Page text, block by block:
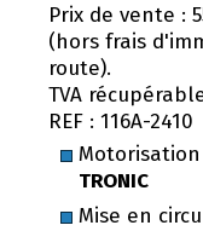
Prix de vente :
(hors frais
route).
TVA
REF : 116A-2410
Motorisation
TRONIC
Mise en